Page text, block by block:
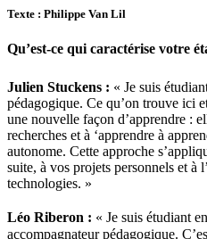
Texte : Philippe Van Lil
Qu’est-ce qui caractérise votre
Julien Stuckens : « Je suis
pédagogique. Ce qu’on trouve ici
une nouvelle façon d’apprendre :
recherches et à ‘apprendre à
autonome. Cette approche
suite, à vos projets personnels et à
technologies. »
Léo Riberon : « Je suis étudiant
accompagnateur pédagogique.